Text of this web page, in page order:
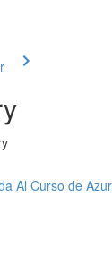
Al Curso de